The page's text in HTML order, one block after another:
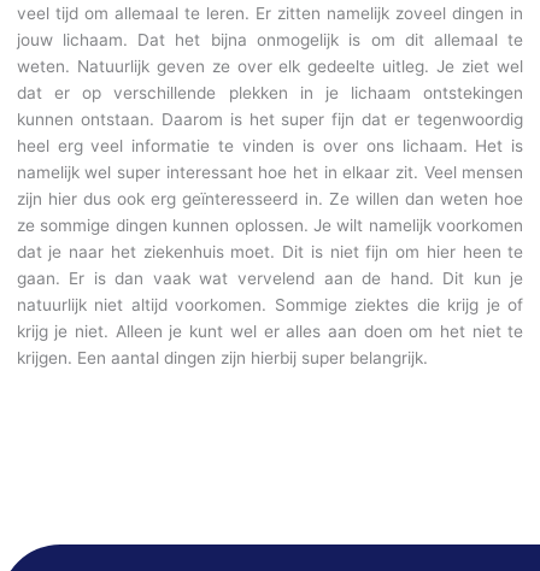
veel tijd om allemaal te leren. Er zitten namelijk zoveel dingen in
jouw lichaam. Dat het bijna onmogelijk is om dit allemaal te
weten. Natuurlijk geven ze over elk gedeelte uitleg. Je ziet wel
dat er op verschillende plekken in je lichaam ontstekingen
kunnen ontstaan. Daarom is het super fijn dat er tegenwoordig
heel erg veel informatie te vinden is over ons lichaam. Het is
namelijk wel super interessant hoe het in elkaar zit. Veel mensen
zijn hier dus ook erg geïnteresseerd in. Ze willen dan weten hoe
ze sommige dingen kunnen oplossen. Je wilt namelijk voorkomen
dat je naar het ziekenhuis moet. Dit is niet fijn om hier heen te
gaan. Er is dan vaak wat vervelend aan de hand. Dit kun je
natuurlijk niet altijd voorkomen. Sommige ziektes die krijg je of
krijg je niet. Alleen je kunt wel er alles aan doen om het niet te
krijgen. Een aantal dingen zijn hierbij super belangrijk.